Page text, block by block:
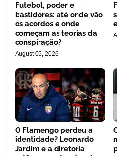
Futebol, poder e
bastidores: até onde vão
os acordos e onde
começam as teorias da
conspiração?
August 05, 2026
O Flamengo perdeu a
identidade? Leonardo
Jardim e a diretoria